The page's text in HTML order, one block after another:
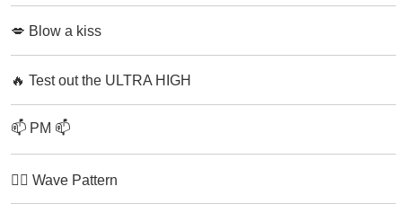
💋 Blow a kiss
🔥 Test out the ULTRA HIGH
📫 PM 📫
🏄‍♂️ Wave Pattern